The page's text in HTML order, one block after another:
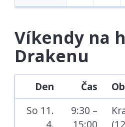
Víkendy na
Drakenu
Den Čas
So 11.
9:30 –